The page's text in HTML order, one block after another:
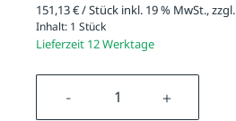
151,13 € / Stück inkl. 19 % MwSt.,
Inhalt: 1 Stück
Lieferzeit 12 Werktage
Produkt Anzahl: